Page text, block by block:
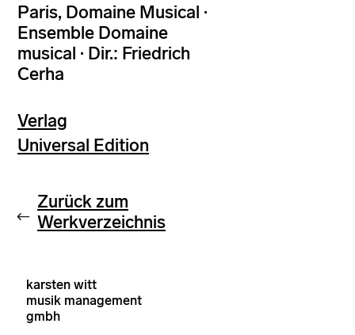
Paris, Domaine Musical ·
Ensemble Domaine
musical · Dir.: Friedrich
Cerha
Verlag
Universal Edition
Zurück zum
Werkverzeichnis
karsten witt
musik management
gmbh